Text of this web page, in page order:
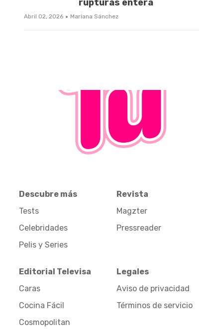
rupturas entera
Abril 02, 2026 · Mariana Sánchez
Descubre más
Tests
Celebridades
Pelis y Series
Revista
Magzter
Pressreader
Editorial Televisa
Caras
Cocina Fácil
Cosmopolitan
Legales
Aviso de privacidad
Términos de servicio